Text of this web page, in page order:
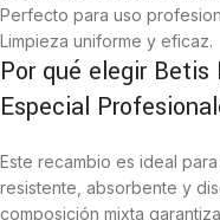
Perfecto para uso
Limpieza uniforme y eficaz.
Por qué elegir Betis
Especial
Este recambio es ideal
resistente, absorbente y
composición mixta